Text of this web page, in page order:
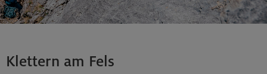
Klettern am Fels